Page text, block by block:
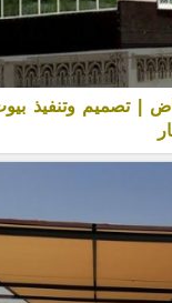
| تصميم وتنفيذ